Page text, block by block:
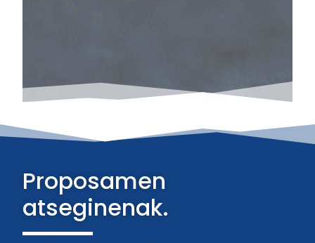
Proposamen
atseginenak.